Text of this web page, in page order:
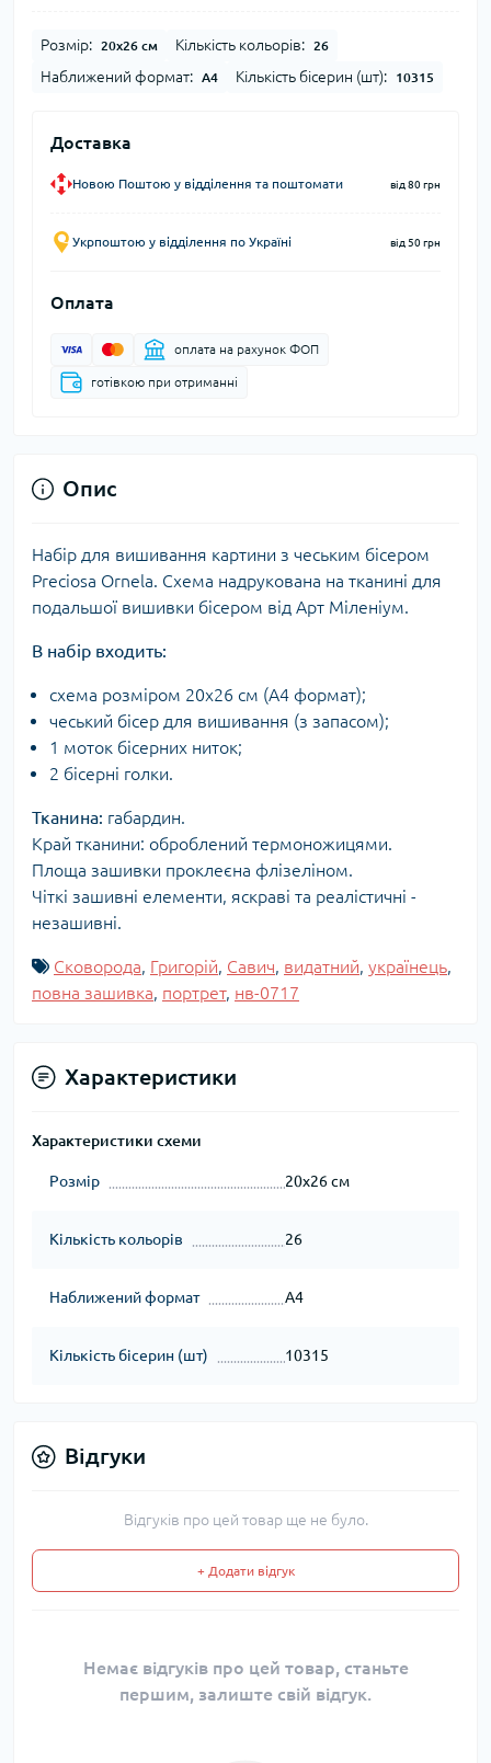
Розмір: 20x26 см Кількість кольорів: 26
Наближений формат: А4 Кількість бісерин (шт): 10315
Доставка
Новою Поштою у відділення та поштомати від 80 грн
Укрпоштою у відділення по Україні від 50 грн
Оплата
оплата на рахунок ФОП
готівкою при отриманні
Опис
Набір для вишивання картини з чеським бісером
Preciosa Ornela. Схема надрукована на тканині для
подальшої вишивки бісером від Арт Міленіум.
В набір входить:
схема розміром 20х26 см (А4 формат);
чеський бісер для вишивання (з запасом);
1 моток бісерних ниток;
2 бісерні голки.
Тканина: габардин.
Край тканини: оброблений термоножицями.
Площа зашивки проклеєна флізеліном.
Чіткі зашивні елементи, яскраві та реалістичні -
незашивні.
Сковорода, Григорій, Савич, видатний, українець,
повна зашивка, портрет, нв-0717
Характеристики
Характеристики схеми
Розмір 20x26 см
Кількість кольорів 26
Наближений формат А4
Кількість бісерин (шт) 10315
Відгуки
Відгуків про цей товар ще не було.
+ Додати відгук
Немає відгуків про цей товар, станьте
першим, залиште свій відгук.